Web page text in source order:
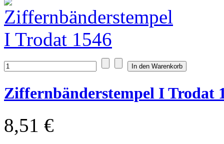
Ziffernbänderstempel I Trodat
8,51 €